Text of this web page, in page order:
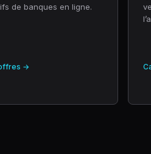
de banques en ligne.
→